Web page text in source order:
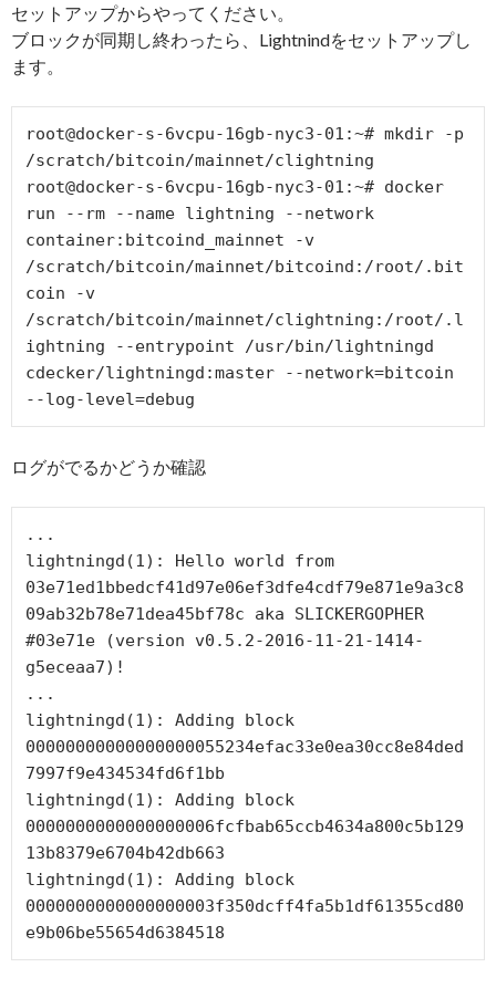
セットアップからやってください。
ブロックが同期し終わったら、Lightnindをセットアップし
ます。
root@docker-s-6vcpu-16gb-nyc3-01:~# mkdir -p
/scratch/bitcoin/mainnet/clightning
root@docker-s-6vcpu-16gb-nyc3-01:~# docker
run --rm --name lightning --network
container:bitcoind_mainnet -v
/scratch/bitcoin/mainnet/bitcoind:/root/.bit
coin -v
/scratch/bitcoin/mainnet/clightning:/root/.l
ightning --entrypoint /usr/bin/lightningd
cdecker/lightningd:master --network=bitcoin
ログがでるかどうか確認
...
lightningd(1): Hello world from
03e71ed1bbedcf41d97e06ef3dfe4cdf79e871e9a3c8
09ab32b78e71dea45bf78c aka SLICKERGOPHER
#03e71e (version v0.5.2-2016-11-21-1414-
g5eceaa7)!
...
lightningd(1): Adding block
00000000000000000055234efac33e0ea30cc8e84ded
7997f9e434534fd6f1bb
lightningd(1): Adding block
0000000000000000006fcfbab65ccb4634a800c5b129
13b8379e6704b42db663
lightningd(1): Adding block
0000000000000000003f350dcff4fa5b1df61355cd80